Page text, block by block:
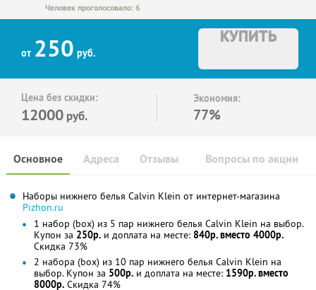
Человек проголосовало: 6
от 250 руб.
КУПИТЬ
Цена без скидки:
12000 руб.
Экономия:
77%
Основное Отзывы Вопросы по акции
Адреса
Наборы нижнего белья Calvin Klein от интернет-магазина
Pizhon.ru
1 набор (box) из 5 пар нижнего белья Calvin Klein на выбор.
Купон за 250р. и доплата на месте: 840р. вместо 4000р.
Скидка 73%
2 набора (box) из 10 пар нижнего белья Calvin Klein на
выбор. Купон за 500р. и доплата на месте: 1590р. вместо
8000р. Скидка 74%